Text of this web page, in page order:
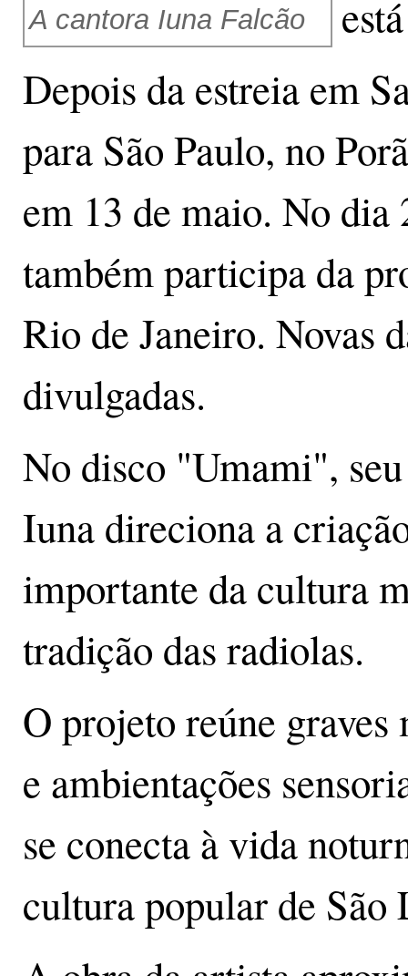
A cantora Iuna Falcão
Depois da estreia em
para São Paulo, no
em 13 de maio. No dia
também participa da
Rio de Janeiro. Novas
divulgadas.
No disco "Umami",
Iuna direciona a
importante da cultura
tradição das radiolas.
O projeto reúne graves
e ambientações
se conecta à vida
cultura popular de São